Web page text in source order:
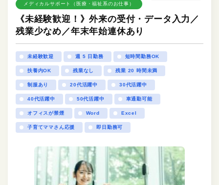
メディカルサポート（医療・福祉系のお仕事）
《未経験歓迎！》外来の受付・データ入力／
残業少なめ／年末年始連休あり
未経験歓迎 週 5 日勤務 短時間勤務OK
扶養内OK 残業なし 残業 20 時間未満
制服あり 20代活躍中 30代活躍中
40代活躍中 50代活躍中 車通勤可能
オフィスが禁煙 Word Excel
子育てママさん応援 即日勤務可